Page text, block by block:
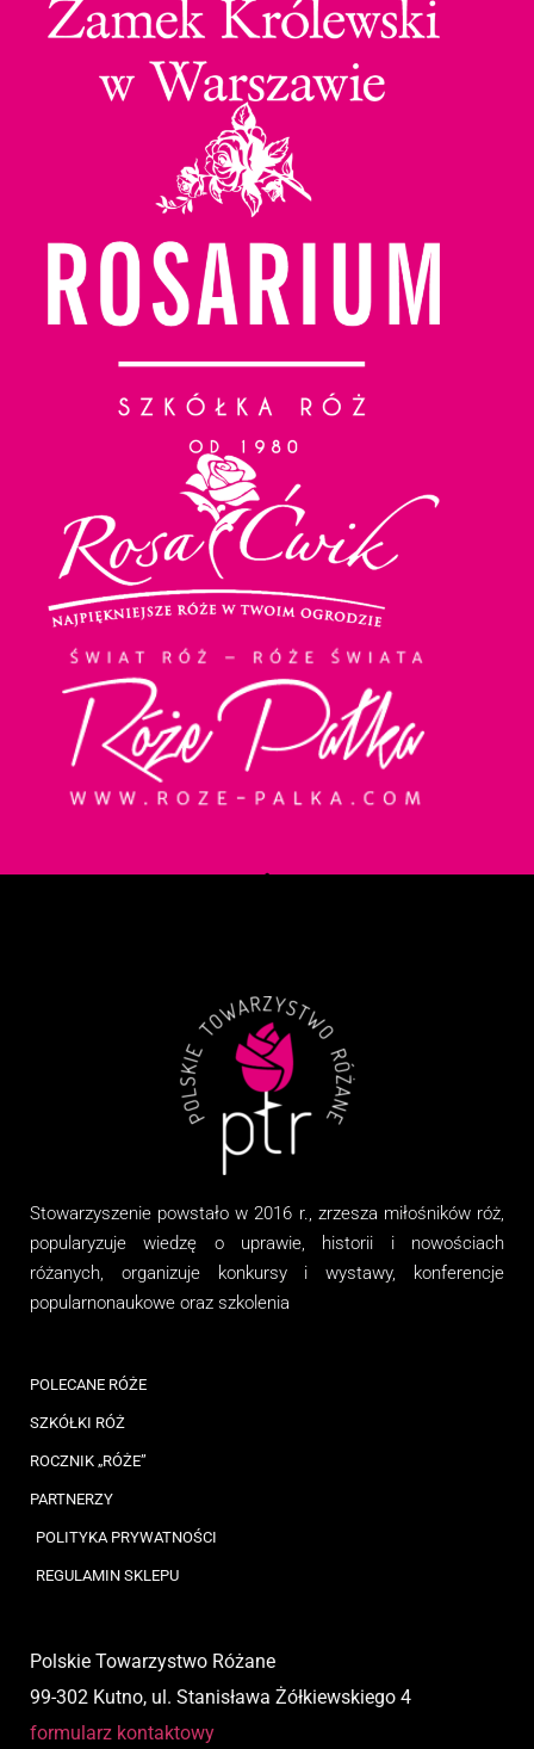
Stowarzyszenie powstało w 2016 r., zrzesza miłośników róż,
popularyzuje wiedzę o uprawie, historii i nowościach
różanych, organizujekonkursy i wystawy, konferencje
popularnonaukowe oraz szkolenia
POLECANE RÓŻE
SZKÓŁKI RÓŻ
ROCZNIK „RÓŻE”
PARTNERZY
POLITYKA PRYWATNOŚCI
REGULAMIN SKLEPU
Polskie Towarzystwo Różane
99-302 Kutno, ul. Stanisława Żółkiewskiego 4
formularz kontaktowy